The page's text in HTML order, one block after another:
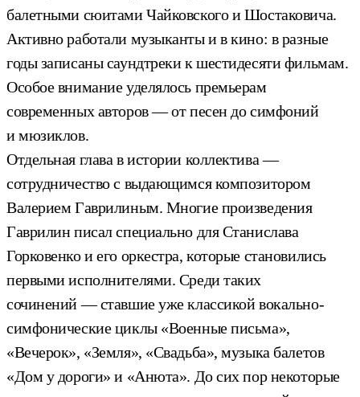
балетными сюитами Чайковского и Шостаковича.
Активно работали музыканты и в кино: в разные
годы записаны саундтреки к шестидесяти фильмам.
Особое внимание уделялось премьерам
современных авторов — от песен до симфоний
и мюзиклов.
Отдельная глава в истории коллектива —
сотрудничество с выдающимся композитором
Валерием Гаврилиным. Многие произведения
Гаврилин писал специально для Станислава
Горковенко и его оркестра, которые становились
первыми исполнителями. Среди таких
сочинений — ставшие уже классикой вокально-
симфонические циклы «Военные письма»,
«Вечерок», «Земля», «Свадьба», музыка балетов
«Дом у дороги» и «Анюта». До сих пор некоторые